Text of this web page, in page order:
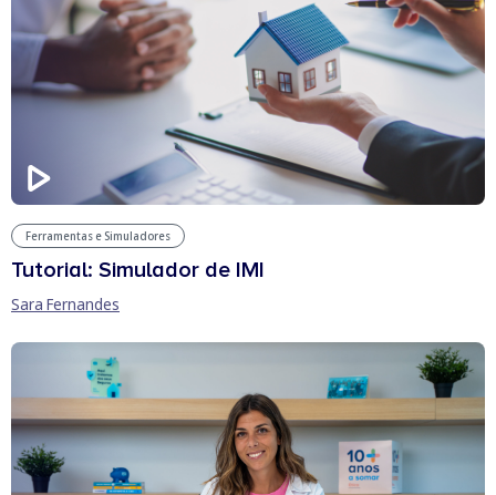
Ferramentas e Simuladores
Tutorial: Simulador de IMI
Sara Fernandes